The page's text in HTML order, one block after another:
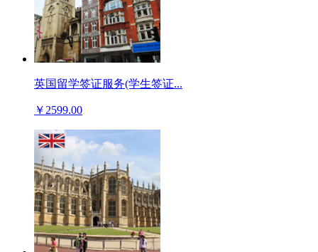
英国留学签证服务(学生签证...
￥2599.00